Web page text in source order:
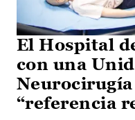
El Hospital
con una
Neurocirugía
“referencia